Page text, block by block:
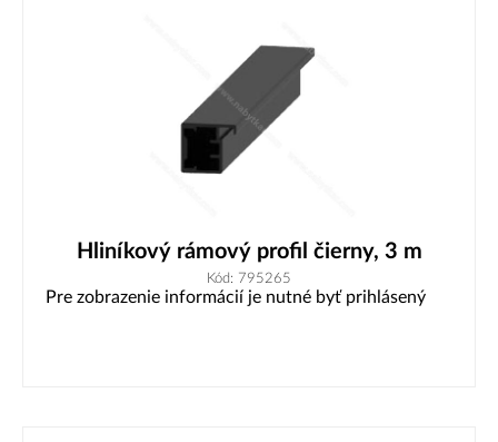
Hliníkový rámový profil čierny, 3 m
Kód: 795265
Pre zobrazenie informácií je nutné byť prihlásený